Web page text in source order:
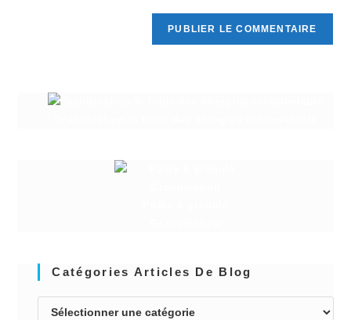
Catégories Articles De Blog